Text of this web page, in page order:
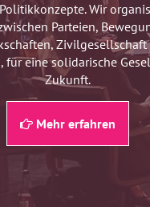
Wir
Parteien,
für eine solidarische
Zukunft.
Mehr erfahren